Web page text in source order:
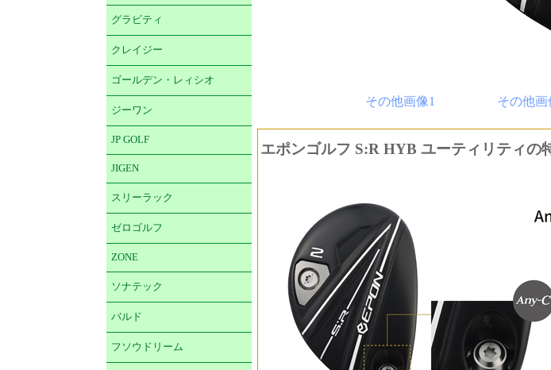
グラビティ
クレイジー
ゴールデン・レィシオ
ジーワン
JP GOLF
JIGEN
スリーラック
ゼロゴルフ
ZONE
ソナテック
バルド
フソウドリーム
その他画像1 その他画
エポンゴルフ S:R HYB ユーティリティの